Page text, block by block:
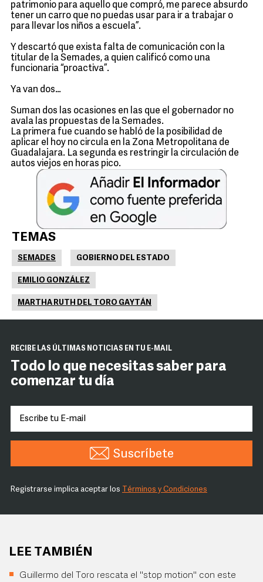
patrimonio para aquello que compró, me parece absurdo
tener un carro que no puedas usar para ir a trabajar o
para llevar los niños a escuela”.
Y descartó que exista falta de comunicación con la
titular de la Semades, a quien calificó como una
funcionaria “proactiva”.
Ya van dos…
Suman dos las ocasiones en las que el gobernador no
avala las propuestas de la Semades.
La primera fue cuando se habló de la posibilidad de
aplicar el hoy no circula en la Zona Metropolitana de
Guadalajara. La segunda es restringir la circulación de
autos viejos en horas pico.
TEMAS
SEMADES GOBIERNO DEL ESTADO
EMILIO GONZÁLEZ
MARTHA RUTH DEL TORO GAYTÁN
RECIBE LAS ÚLTIMAS NOTICIAS EN TU E-MAIL
Todo lo que necesitas saber para
comenzar tu día
Suscríbete
Registrarse implica aceptar los Términos y Condiciones
LEE TAMBIÉN
Guillermo del Toro rescata el "stop motion" con este